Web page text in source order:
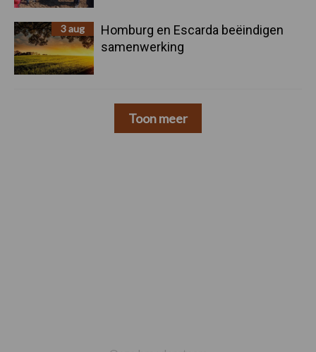
3 aug
Homburg en Escarda beëindigen
samenwerking
Toon meer